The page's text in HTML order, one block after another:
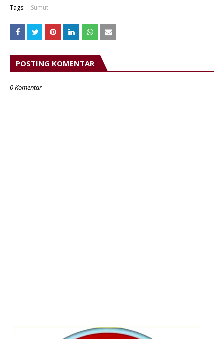
Tags: Sumut
POSTING KOMENTAR
0 Komentar